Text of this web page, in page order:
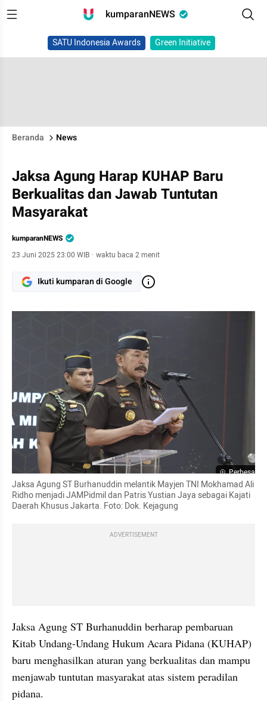
kumparanNEWS
SATU Indonesia Awards Green Initiative
Beranda News
Jaksa Agung Harap KUHAP Baru
Berkualitas dan Jawab Tuntutan
Masyarakat
kumparanNEWS
23 Juni 2025 23:00 WIB · waktu baca 2 menit
Ikuti kumparan di Google
Perbesar
Jaksa Agung ST Burhanuddin melantik Mayjen TNI Mokhamad Ali
Ridho menjadi JAMPidmil dan Patris Yustian Jaya sebagai Kajati
Daerah Khusus Jakarta. Foto: Dok. Kejagung
ADVERTISEMENT
Jaksa Agung ST Burhanuddin berharap pembaruan
Kitab Undang-Undang Hukum Acara Pidana (KUHAP)
baru menghasilkan aturan yang berkualitas dan mampu
menjawab tuntutan masyarakat atas sistem peradilan
pidana.